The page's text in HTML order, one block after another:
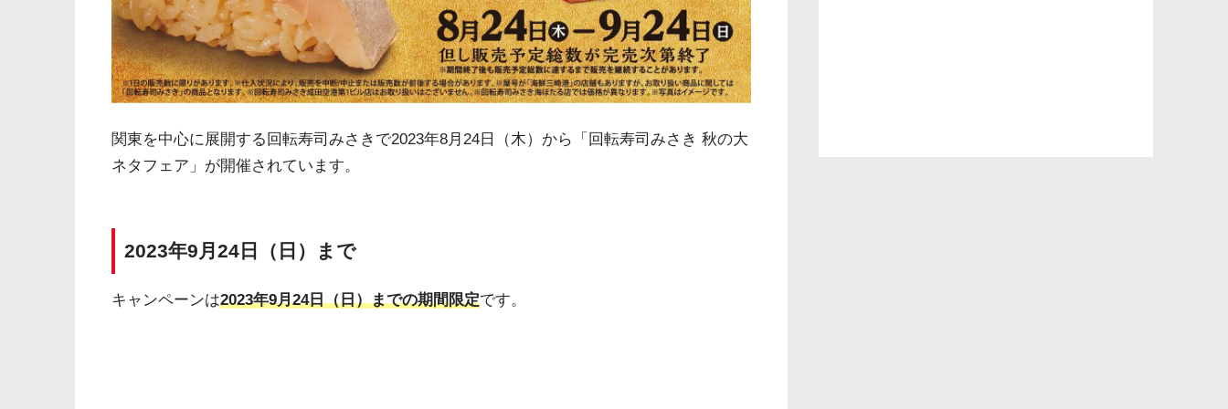
関東を中心に展開する回転寿司みさきで2023年8月24日（木）から「回転寿司みさき 秋の大
ネタフェア」が開催されています。
2023年9月24日（日）まで
キャンペーンは2023年9月24日（日）までの期間限定です。